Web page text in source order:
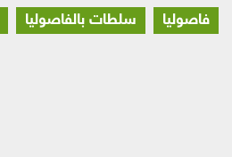
فاصوليا سلطات بالفاصوليا